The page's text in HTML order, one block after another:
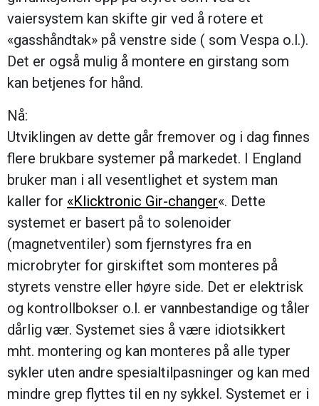
vaiersystem kan skifte gir ved å rotere et
«gasshåndtak» på venstre side ( som Vespa o.l.).
Det er også mulig å montere en girstang som
kan betjenes for hånd.
Nå:
Utviklingen av dette går fremover og i dag finnes
flere brukbare systemer på markedet. I England
bruker man i all vesentlighet et system man
kaller for «Klicktronic Gir-changer«. Dette
systemet er basert på to solenoider
(magnetventiler) som fjernstyres fra en
microbryter for girskiftet som monteres på
styrets venstre eller høyre side. Det er elektrisk
og kontrollbokser o.l. er vannbestandige og tåler
dårlig vær. Systemet sies å være idiotsikkert
mht. montering og kan monteres på alle typer
sykler uten andre spesialtilpasninger og kan med
mindre grep flyttes til en ny sykkel. Systemet er i